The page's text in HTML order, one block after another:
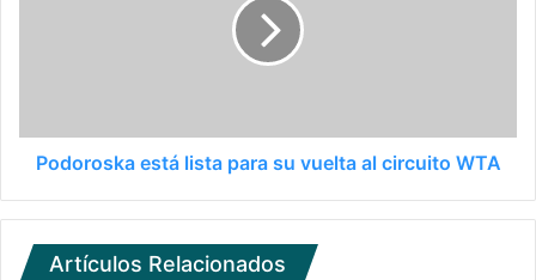
Podoroska está lista para su vuelta al circuito WTA
Artículos Relacionados